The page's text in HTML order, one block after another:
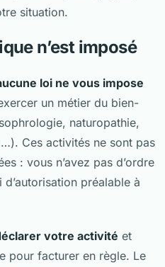
situation.
n’est imposé
loi ne vous impose
un métier du bien-
naturopathie,
Ces activités ne sont pas
: vous n’avez pas d’ordre
préalable à
votre activité et
pour facturer en règle. Le